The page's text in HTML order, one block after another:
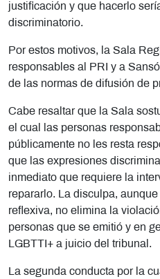
justificación y que hacerlo
discriminatorio.
Por estos motivos, la Sala
responsables al PRI y a
de las normas de difusión de
Cabe resaltar que la Sala
el cual las personas
públicamente no les resta
que las expresiones
inmediato que requiere la
repararlo. La disculpa,
reflexiva, no elimina la
personas que se emitió y en
LGBTTI+ a juicio del tribunal.
La segunda conducta por la